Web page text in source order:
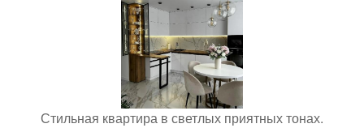
Стильная квартира в светлых приятных тонах.